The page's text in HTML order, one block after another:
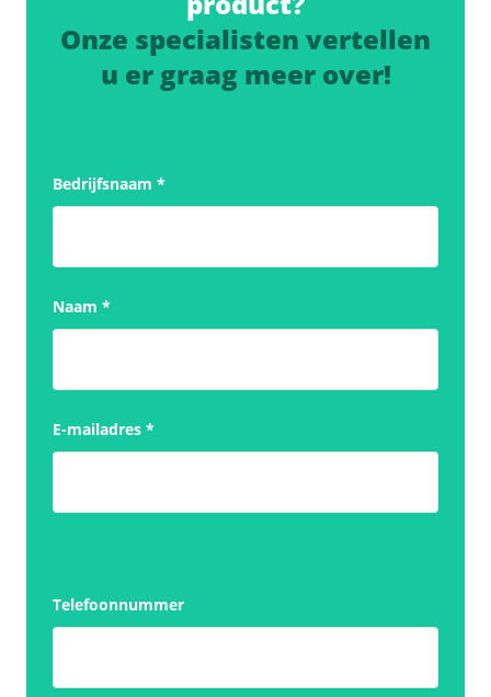
Onze specialisten vertellen
u er graag meer over!
Bedrijfsnaam *
Naam *
E-mailadres *
Telefoonnummer